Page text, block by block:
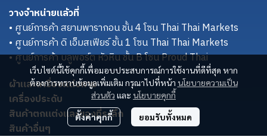
เว็บไซต์นี้ใช้คุกกี้เพื่อมอบประสบการณ์การใช้งานที่ดีที่สุด หาก
ต้องการทราบข้อมูลเพิ่มเติม กรุณาไปที่หน้า นโยบายความเป็น
ส่วนตัว และ นโยบายคุกกี้
ตั้งค่าคุกกี้ ยอมรับทั้งหมด
วางจำหน่ายแล้วที่
• ศูนย์การค้า สยามพารากอน ชั้น 4 โซน Thai Thai Markets
• ศูนย์การค้า ดิ เอ็มสเฟียร์ ชั้น 1 โซน Thai Thai Markets
• ศูนย์การค้า บลูพอร์ต หัวหิน ชั้น B โซน Proud Thai
ผ้าและเครื่องแต่งกาย
เครื่องประดับ
สินค้าตกแต่งและของที่ระลึก
สินค้าอื่นๆ